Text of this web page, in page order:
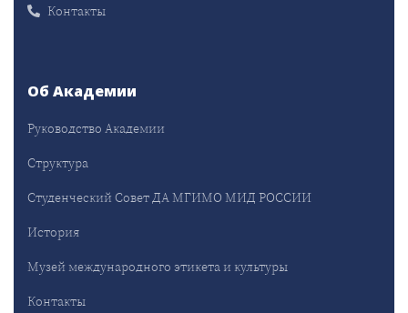
Контакты
Об Академии
Руководство Академии
Структура
Студенческий Совет ДА МГИМО МИД РОССИИ
История
Музей международного этикета и культуры
Контакты